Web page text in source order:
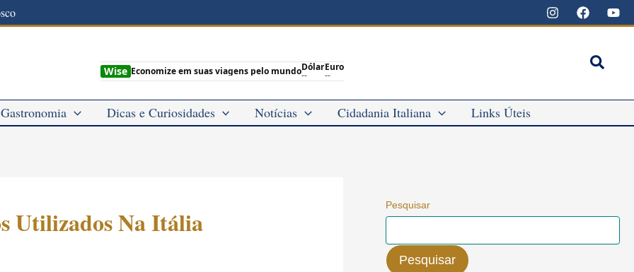
Wise Economize em suas viagens pelo mundoDólar
--
Euro
--
Gastronomia Dicas e Curiosidades Notícias Cidadania Italiana Links Úteis
Utilizados Na Itália
Pesquisar
Pesquisar